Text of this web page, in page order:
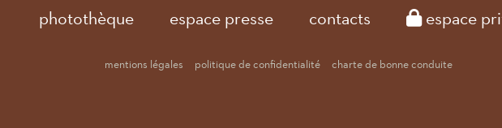
photothèque espace presse contacts espace
mentions légales politique de confidentialité charte de bonne conduite